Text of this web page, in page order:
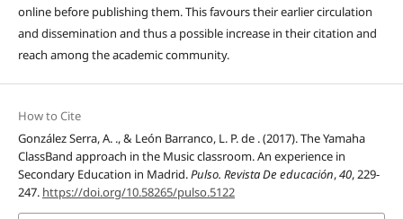
online before publishing them. This favours their earlier circulation
and dissemination and thus a possible increase in their citation and
reach among the academic community.
How to Cite
González Serra, A. ., & León Barranco, L. P. de . (2017). The Yamaha
ClassBand approach in the Music classroom. An experience in
Secondary Education in Madrid.Pulso. Revista De educación,40, 229-
247. https://doi.org/10.58265/pulso.5122